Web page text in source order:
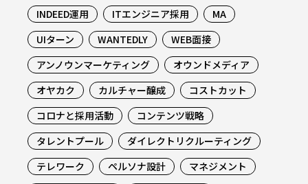
INDEED運用
ITエンジニア採用
MA
UIターン
WANTEDLY
WEB面接
アンノウンマーケティング
オウンドメディア
オヤカク
カルチャー醸成
コストカット
コロナと採用活動
コンテンツ戦略
タレントプール
ダイレクトリクルーティング
テレワーク
ペルソナ設計
マネジメント